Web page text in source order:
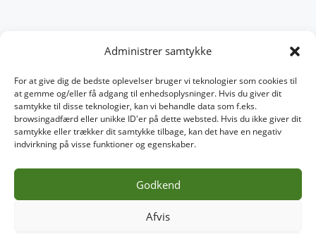
Administrer samtykke
For at give dig de bedste oplevelser bruger vi teknologier som cookies til
at gemme og/eller få adgang til enhedsoplysninger. Hvis du giver dit
samtykke til disse teknologier, kan vi behandle data som f.eks.
browsingadfærd eller unikke ID'er på dette websted. Hvis du ikke giver dit
samtykke eller trækker dit samtykke tilbage, kan det have en negativ
indvirkning på visse funktioner og egenskaber.
Godkend
Afvis
Adam Repair er en uafhængig reparationsvirksomhed og er ikke
varemærkeindehavere.
© 2026 adamrepair.dk. Alle rettigheder forbeholdes.
BOOK TID RING OS E-MAIL DIRECTION